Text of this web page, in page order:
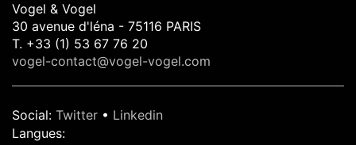
Vogel & Vogel
30 avenue d'léna - 75116 PARIS
T. +33 (1) 53 67 76 20
vogel-contact@vogel-vogel.com
Social: Twitter • Linkedin
Langues: